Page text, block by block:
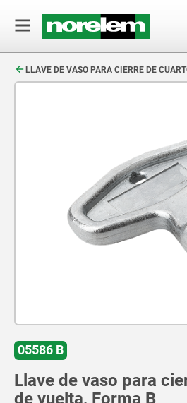
LLAVE DE VASO PARA CIERRE DE
05586 B
Llave de vaso para
de vuelta, Forma B